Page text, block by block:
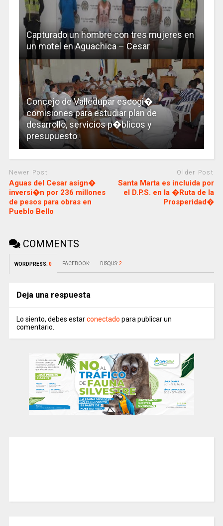
Capturado un hombre con tres mujeres en
un motel en Aguachica – Cesar
Concejo de Valledupar escogi�
comisiones para estudiar plan de
desarrollo, servicios p�blicos y
presupuesto
Newer Post
Aguas del Cesar asign�
inversi�n por 236 millones
de pesos para obras en
Pueblo Bello
Older Post
Santa Marta es incluida por
el D.P.S. en la �Ruta de la
Prosperidad�
COMMENTS
WORDPRESS: 0 FACEBOOK: DISQUS:2
Deja una respuesta
Lo siento, debes estarconectado para publicar un
comentario.